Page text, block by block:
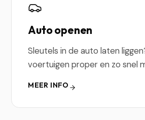
Auto openen
Sleutels in de auto laten
voertuigen proper en zo snel
MEER INFO